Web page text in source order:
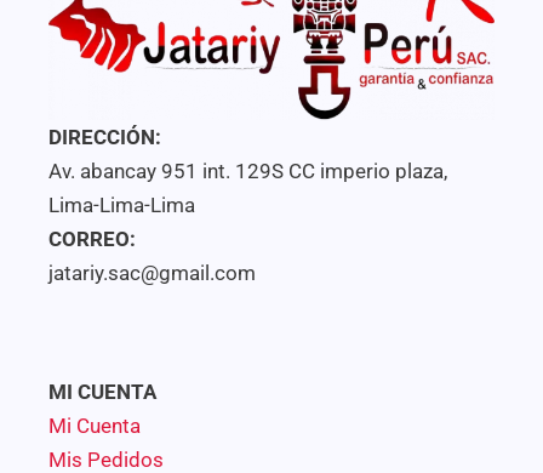
DIRECCIÓN:
Av. abancay 951 int. 129S CC imperio plaza,
Lima-Lima-Lima
CORREO:
jatariy.sac@gmail.com
MI CUENTA
Mi Cuenta
Mis Pedidos